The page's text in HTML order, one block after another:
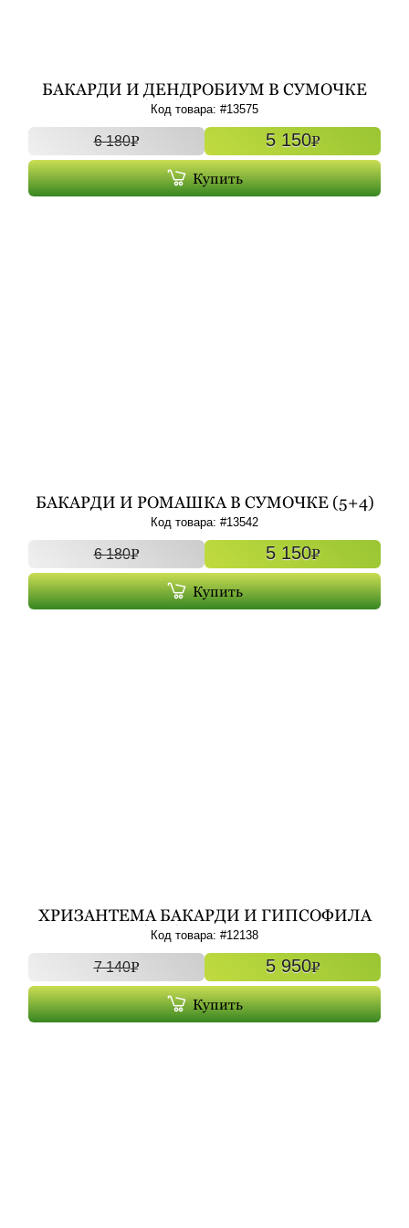
БАКАРДИ И ДЕНДРОБИУМ В СУМОЧКЕ
(5+7) АРТ. 13575
Код товара: #13575
6 180P 5 150P
Купить
БАКАРДИ И РОМАШКА В СУМОЧКЕ (5+4)
АРТ. 13542
Код товара: #13542
6 180P 5 150P
Купить
ХРИЗАНТЕМА БАКАРДИ И ГИПСОФИЛА
(9+3) АРТ. 12138
Код товара: #12138
7 140P 5 950P
Купить